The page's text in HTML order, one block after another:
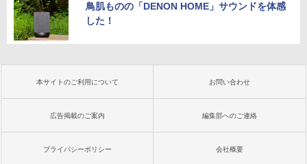
鳥肌ものの「DENON HOME」サウンドを体感
した！
本サイトのご利用について お問い合わせ
広告掲載のご案内 編集部へのご連絡
プライバシーポリシー 会社概要